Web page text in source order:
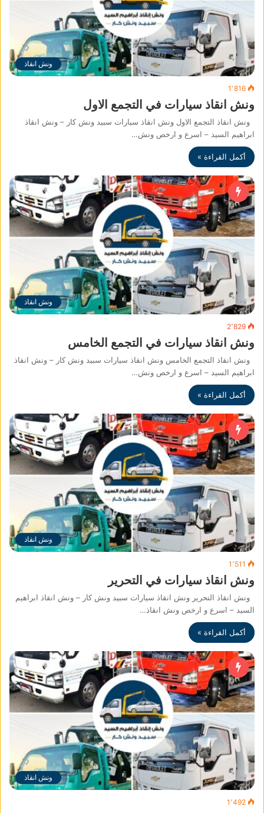
ونش انقاذ
1٬816
ونش انقاذ سيارات في التجمع الاول
ونش انقاذ التجمع الاول ونش انقاذ سيارات سبيد ونش كار – ونش انقاذ
ابراهيم السيد – اسرع و ارخص ونش…
أكمل القراءة »
ونش انقاذ
2٬829
ونش انقاذ سيارات في التجمع الخامس
ونش انقاذ التجمع الخامس ونش انقاذ سيارات سبيد ونش كار – ونش انقاذ
ابراهيم السيد – اسرع و ارخص ونش…
أكمل القراءة »
ونش انقاذ
1٬511
ونش انقاذ سيارات في التحرير
ونش انقاذ التحرير ونش انقاذ سيارات سبيد ونش كار – ونش انقاذ ابراهيم
السيد – اسرع و ارخص ونش انقاذ…
أكمل القراءة »
ونش انقاذ
1٬492